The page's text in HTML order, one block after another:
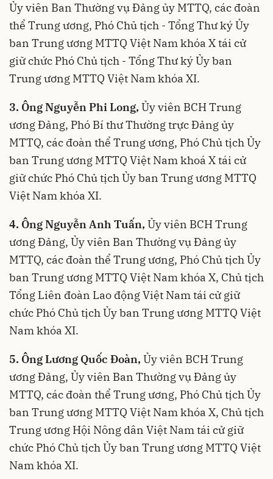
Ủy viên Ban Thường vụ Đảng ủy MTTQ, các đoàn
thể Trung ương, Phó Chủ tịch - Tổng Thư ký Ủy
ban Trung ương MTTQ Việt Nam khóa X tái cử
giữ chức Phó Chủ tịch - Tổng Thư ký Ủy ban
Trung ương MTTQ Việt Nam khóa XI.
3. Ông Nguyễn Phi Long, Ủy viên BCH Trung
ương Đảng, Phó Bí thư Thường trực Đảng ủy
MTTQ, các đoàn thể Trung ương, Phó Chủ tịch Ủy
ban Trung ương MTTQ Việt Nam khoá X tái cử
giữ chức Phó Chủ tịch Ủy ban Trung ương MTTQ
Việt Nam khóa XI.
4. Ông Nguyễn Anh Tuấn, Ủy viên BCH Trung
ương Đảng, Ủy viên Ban Thường vụ Đảng ủy
MTTQ, các đoàn thể Trung ương, Phó Chủ tịch Ủy
ban Trung ương MTTQ Việt Nam khóa X, Chủ tịch
Tổng Liên đoàn Lao động Việt Nam tái cử giữ
chức Phó Chủ tịch Ủy ban Trung ương MTTQ Việt
Nam khóa XI.
5. Ông Lương Quốc Đoàn, Ủy viên BCH Trung
ương Đảng, Ủy viên Ban Thường vụ Đảng ủy
MTTQ, các đoàn thể Trung ương, Phó Chủ tịch Ủy
ban Trung ương MTTQ Việt Nam khóa X, Chủ tịch
Trung ương Hội Nông dân Việt Nam tái cử giữ
chức Phó Chủ tịch Ủy ban Trung ương MTTQ Việt
Nam khóa XI.